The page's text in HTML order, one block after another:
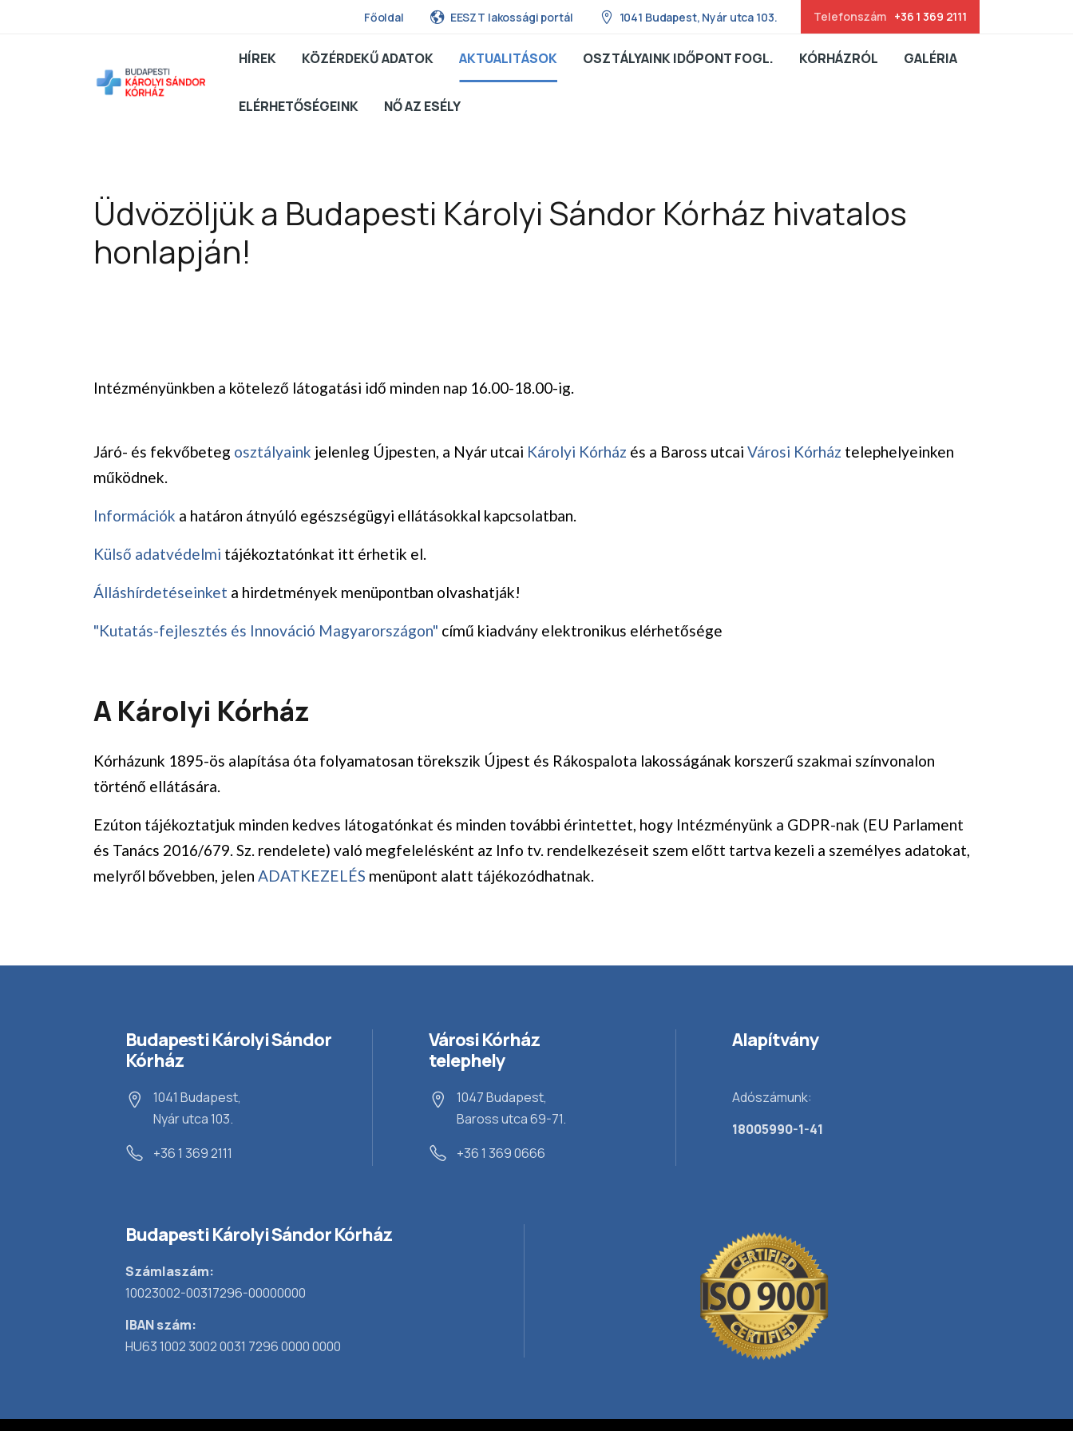
Főoldal EESZT lakossági portál 1041 Budapest, Nyár utca 103. Telefonszám +36 1 369 2111
HÍREK KÖZÉRDEKŰ ADATOK AKTUALITÁSOK OSZTÁLYAINK IDŐPONT FOGL. KÓRHÁZRÓL GALÉRIA
ELÉRHETŐSÉGEINK NŐ AZ ESÉLY
Üdvözöljük a Budapesti Károlyi Sándor Kórház hivatalos
honlapján!
Intézményünkben a kötelező látogatási idő minden nap 16.00-18.00-ig.
Járó- és fekvőbeteg osztályaink jelenleg Újpesten, a Nyár utcai Károlyi Kórház és a Baross utcai Városi Kórház telephelyeinken
működnek.
Információk a határon átnyúló egészségügyi ellátásokkal kapcsolatban.
Külső adatvédelmi tájékoztatónkat itt érhetik el.
Álláshírdetéseinket a hirdetmények menüpontban olvashatják!
"Kutatás-fejlesztés és Innováció Magyarországon" című kiadvány elektronikus elérhetősége
A Károlyi Kórház
Kórházunk 1895-ös alapítása óta folyamatosan törekszik Újpest és Rákospalota lakosságának korszerű szakmai színvonalon
történő ellátására.
Ezúton tájékoztatjuk minden kedves látogatónkat és minden további érintettet, hogy Intézményünk a GDPR-nak (EU Parlament
és Tanács 2016/679. Sz. rendelete) való megfelelésként az Info tv. rendelkezéseit szem előtt tartva kezeli a személyes adatokat,
melyről bővebben, jelen ADATKEZELÉS menüpont alatt tájékozódhatnak.
Budapesti Károlyi Sándor
Kórház
1041 Budapest,
Nyár utca 103.
+36 1 369 2111
Városi Kórház
telephely
1047 Budapest,
Baross utca 69-71.
+36 1 369 0666
Alapítvány
Adószámunk:
18005990-1-41
Budapesti Károlyi Sándor Kórház
Számlaszám:
10023002-00317296-00000000
IBAN szám:
HU63 1002 3002 0031 7296 0000 0000